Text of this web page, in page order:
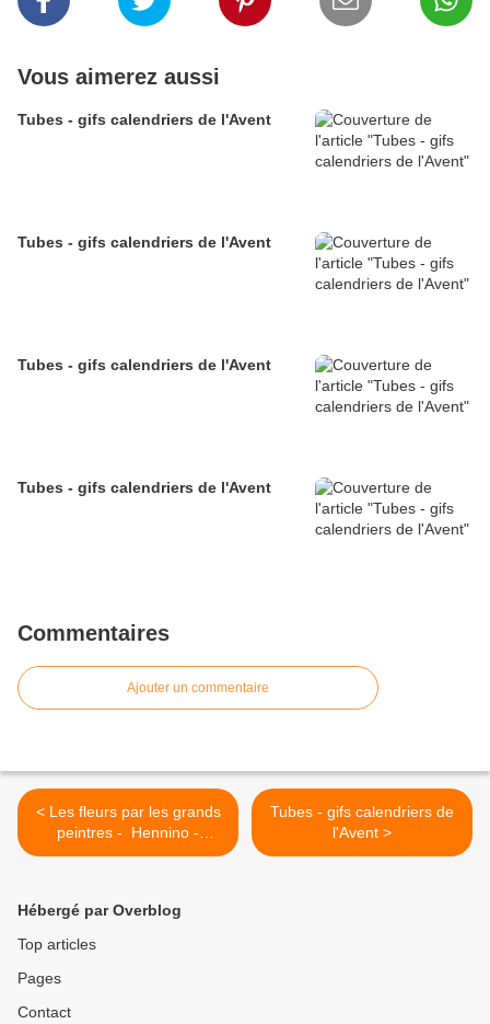
Vous aimerez aussi
Tubes - gifs calendriers de l'Avent
Tubes - gifs calendriers de l'Avent
Tubes - gifs calendriers de l'Avent
Tubes - gifs calendriers de l'Avent
Commentaires
Ajouter un commentaire
< Les fleurs par les grands
peintres - Hennino -
Hellebore - roses de Noël
Tubes - gifs calendriers de
l'Avent >
Hébergé par Overblog
Top articles
Pages
Contact